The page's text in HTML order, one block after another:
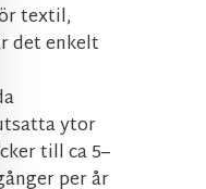
textil,
det enkelt
ytor
till ca 5–
per år